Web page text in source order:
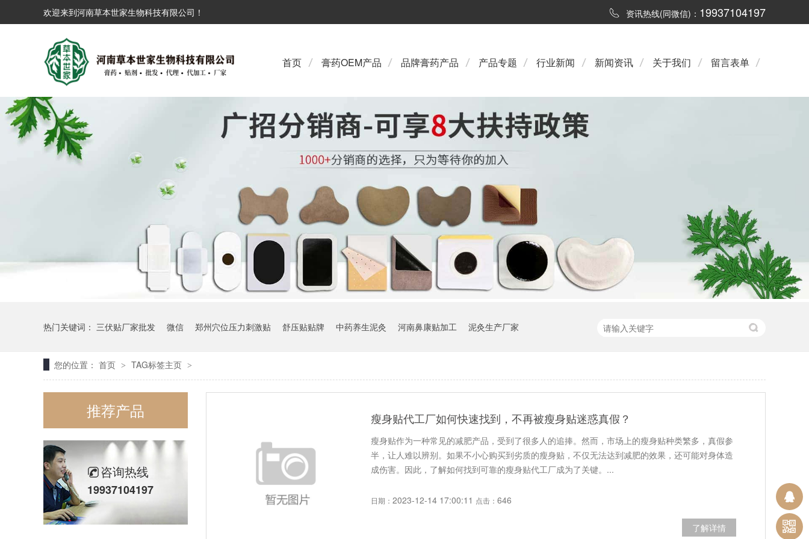
欢迎来到河南草本世家生物科技有限公司！ 资讯热线(同微信)： 19937104197
首页 膏药OEM产品 品牌膏药产品 产品专题 行业新闻 新闻资讯 关于我们 留言表单
热门关键词： 三伏贴厂家批发 微信 郑州穴位压力刺激贴 舒压贴贴牌 中药养生泥灸 河南鼻康贴加工 泥灸生产厂家
您的位置： 首页 > TAG标签主页 >
瘦身贴代工厂如何快速找到，不再被瘦身贴迷惑真假？
瘦身贴作为一种常见的减肥产品，受到了很多人的追捧。然而，市场上的瘦身贴种类繁多，真假参
半，让人难以辨别。如果不小心购买到劣质的瘦身贴，不仅无法达到减肥的效果，还可能对身体造
成伤害。因此，了解如何找到可靠的瘦身贴代工厂成为了关键。...
日期： 2023-12-14 17:00:11 点击： 646
了解详情
推荐产品
咨询热线
19937104197